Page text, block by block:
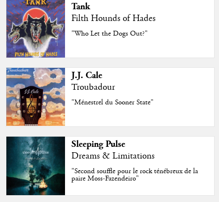
Tank
Filth Hounds of Hades
"Who Let the Dogs Out?"
J.J. Cale
Troubadour
"Ménestrel du Sooner State"
Sleeping Pulse
Dreams & Limitations
"Second souffle pour le rock ténébreux de la
paire Moss-Fazendeiro"